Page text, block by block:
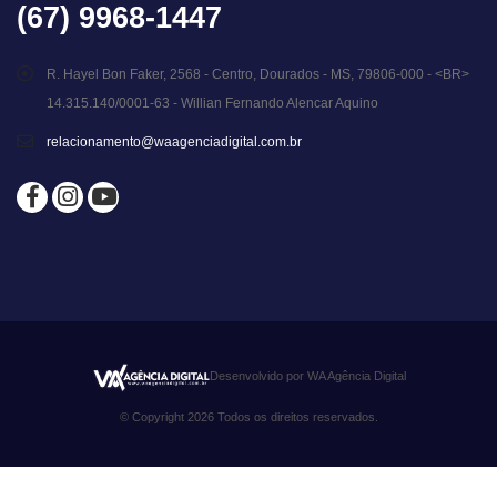
(67) 9968-1447
R. Hayel Bon Faker, 2568 - Centro, Dourados - MS, 79806-000 - <BR>
14.315.140/0001-63 - Willian Fernando Alencar Aquino
relacionamento@waagenciadigital.com.br
Desenvolvido por WA Agência Digital
© Copyright 2026 Todos os direitos reservados.